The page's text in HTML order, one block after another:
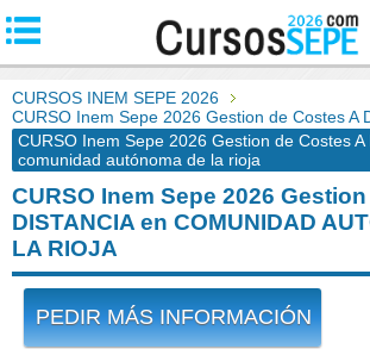
CURSOS INEM SEPE 2026
CURSO Inem Sepe 2026 Gestion de Costes A
CURSO Inem Sepe 2026 Gestion de Costes A
comunidad autónoma de la rioja
CURSO Inem Sepe 2026
DISTANCIA en COMUNIDAD
LA RIOJA
PEDIR MÁS INFORMACIÓN